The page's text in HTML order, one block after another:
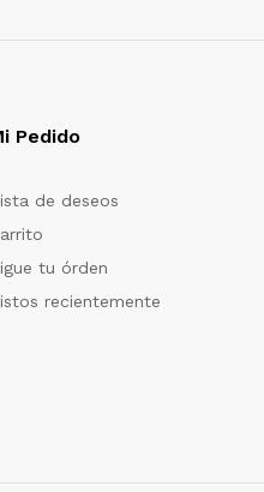
Pedido
de deseos
tu órden
recientemente